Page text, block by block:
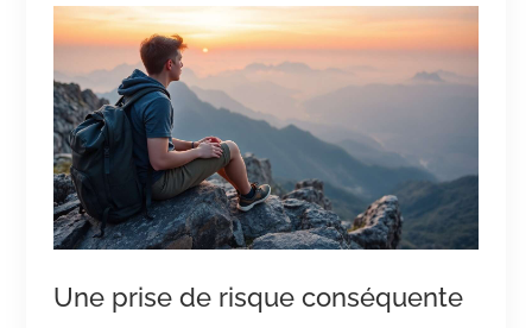
Une prise de risque conséquente